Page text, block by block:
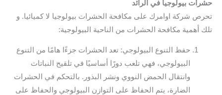
حشرات بيولوجيا في الرائد
تحرص شركة اوامرك على مكافحة الحشرات بيولوجيا لا كميائيا. و
تلك أهمية مكافحة الحشرات من الناحية البيولوجية:
حفظ التنوع البيولوجي: تعد الحشرات جزءًا هامًا من التنوع
البيولوجي، فهي تلعب دورًا أساسيًا في تلقيح النباتات
وانتقال الحمض النووي ونشر البذور. بالتحكم في الحشرات
الضارة، يتم الحفاظ على التوازن البيولوجي والحفاظ على